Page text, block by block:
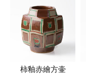
柿釉赤繪方壷